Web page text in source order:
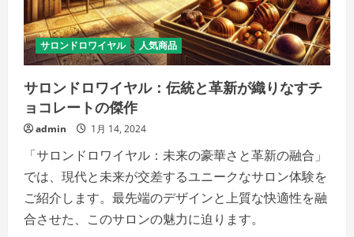
サロンドロワイヤル 人気商品
サロンドロワイヤル：伝統と革新が織りなすチ
ョコレートの傑作
admin 1月 14, 2024
「サロンドロワイヤル：未来の豪華さと革新の融合」
では、現代と未来が交差するユニークなサロン体験を
ご紹介します。最先端のデザインと上質な快適性を融
合させた、このサロンの魅力に迫ります。